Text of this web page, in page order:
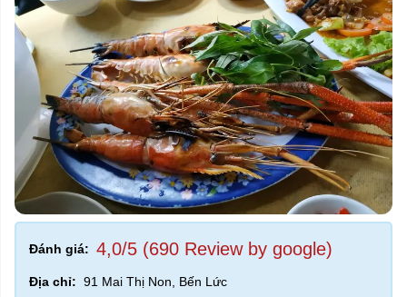
Đánh giá: 4,0/5 (690 Review by google)
Địa chỉ: 91 Mai Thị Non, Bến Lức